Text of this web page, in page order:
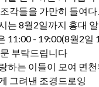
하는 이들이 모여 면
그려낸 조경드로잉